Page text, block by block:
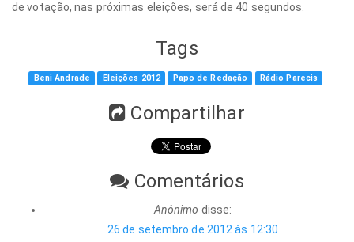
de votação, nas próximas eleições, será de 40 segundos.
Tags
Beni Andrade Eleições 2012 Papo de Redação Rádio Parecis
Compartilhar
Comentários
Anônimo disse:
26 de setembro de 2012 às 12:30